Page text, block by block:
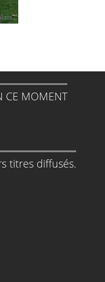
SM IE 1973 Guy en Valais. DÉMONTAGE.
CE MOMENT
titres diffusés.